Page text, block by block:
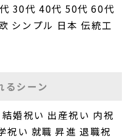
30代 40代 50代 60代
シンプル 日本 伝統工
るシーン
婚祝い 出産祝い 内祝
祝い 就職 昇進 退職祝